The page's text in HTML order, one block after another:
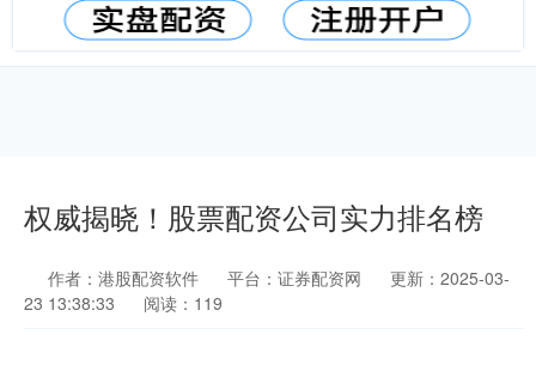
权威揭晓！股票配资公司实力排名榜
作者：港股配资软件 平台：证券配资网
更新：2025-03-
23 13:38:33
阅读：119